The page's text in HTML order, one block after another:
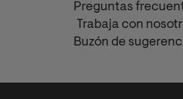
Preguntas
Trabaja con
Buzón de